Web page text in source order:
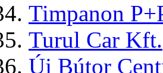
Timpanon
Turul Car Kft.
Új Bútor